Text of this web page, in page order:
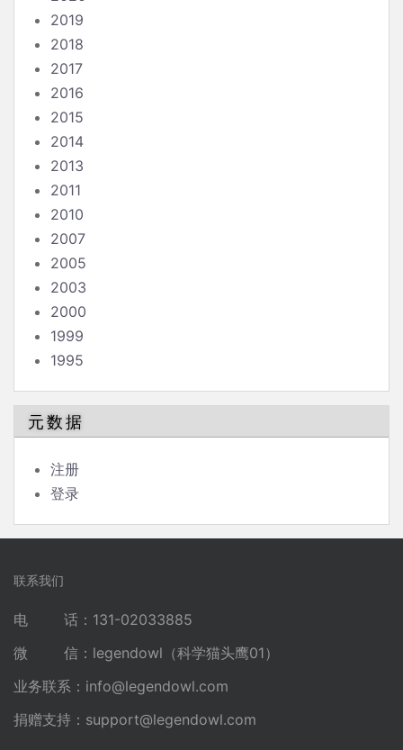
2019
2018
2017
2016
2015
2014
2013
2011
2010
2007
2005
2003
2000
1999
1995
元数据
注册
登录
联系我们
电 话：131-02033885
微 信：legendowl（科学猫头鹰01）
业务联系： info@legendowl.com
捐赠支持： support@legendowl.com